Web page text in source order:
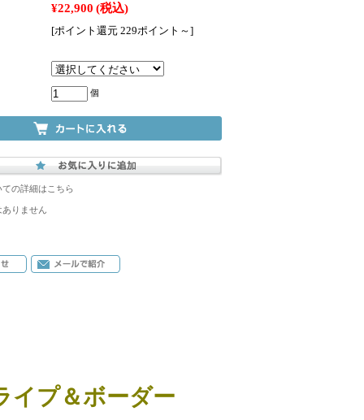
¥22,900 (税込)
[ポイント還元 229ポイント～]
個
の詳細はこちら
りません
イプ＆ボーダー